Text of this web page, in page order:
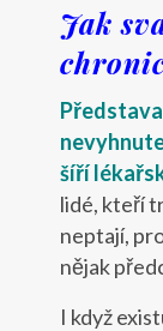
Jak
šíří
lidé, kteří
neptají,
nějak
I když